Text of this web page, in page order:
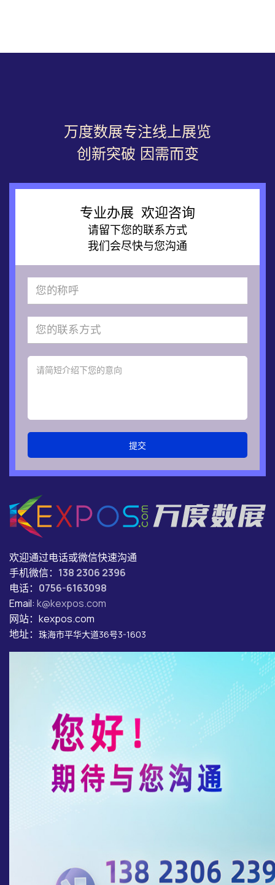
万度数展专注线上展览
创新突破 因需而变
专业办展 欢迎咨询
请留下您的联系方式
我们会尽快与您沟通
提交
欢迎通过电话或微信快速沟通
手机微信： 138 2306 2396
电话： 0756-6163098
Email: k@kexpos.com
网站：kexpos.com
地址： 珠海市平华大道36号3-1603